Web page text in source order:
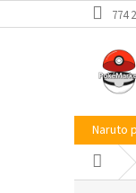
na
774
Naruto
Domů